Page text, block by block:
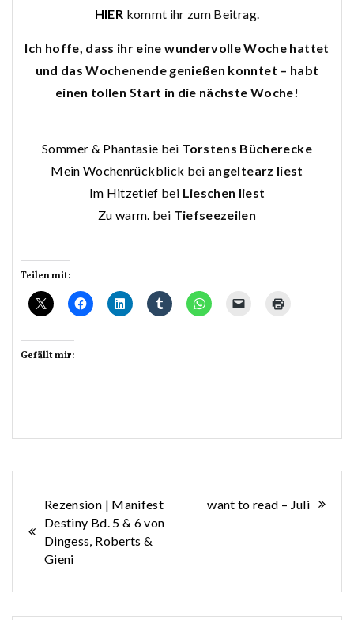
HIER kommt ihr zum Beitrag.
Ich hoffe, dass ihr eine wundervolle Woche hattet
und das Wochenende genießen konntet – habt
einen tollen Start in die nächste Woche!
Sommer & Phantasie bei Torstens Bücherecke
Mein Wochenrückblick bei angeltearz liest
Im Hitzetief bei Lieschen liest
Zu warm. bei Tiefseezeilen
Teilen mit:
Gefällt mir:
Beitragsnavigation
Rezension | Manifest
Destiny Bd. 5 & 6 von
Dingess, Roberts &
Gieni
want to read – Juli